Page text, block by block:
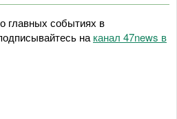
главных событиях в
на канал 47news в